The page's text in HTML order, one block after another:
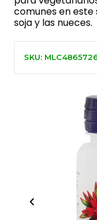
comunes en
soja y las nueces.
SKU: